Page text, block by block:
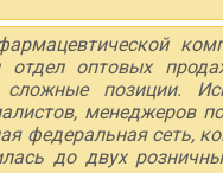
отдел оптовых
позиции.
менеджеров
федеральная сеть,
до двух